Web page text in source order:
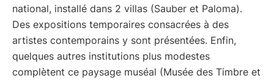
national, installé dans 2 villas (Sauber et Paloma).
Des expositions temporaires consacrées à des
artistes contemporains y sont présentées. Enfin,
quelques autres institutions plus modestes
complètent ce paysage muséal (Musée des Timbre et